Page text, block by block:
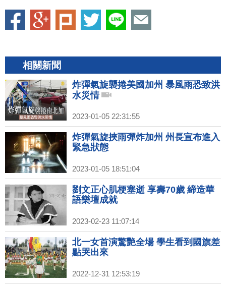
相關新聞
炸彈氣旋襲捲美國加州 暴風雨恐致洪
水災情
2023-01-05 22:31:55
炸彈氣旋挾雨彈炸加州 州長宣布進入
緊急狀態
2023-01-05 18:51:04
劉文正心肌梗塞逝 享壽70歲 締造華
語樂壇成就
2023-02-23 11:07:14
北一女首演驚艷全場 學生看到國旗差
點哭出來
2022-12-31 12:53:19